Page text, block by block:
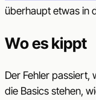
überhaupt etwas in
Wo es kippt
Der Fehler
die Basics stehen,